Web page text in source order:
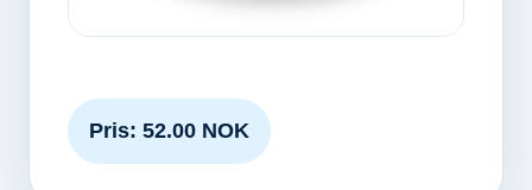
Pris: 52.00 NOK